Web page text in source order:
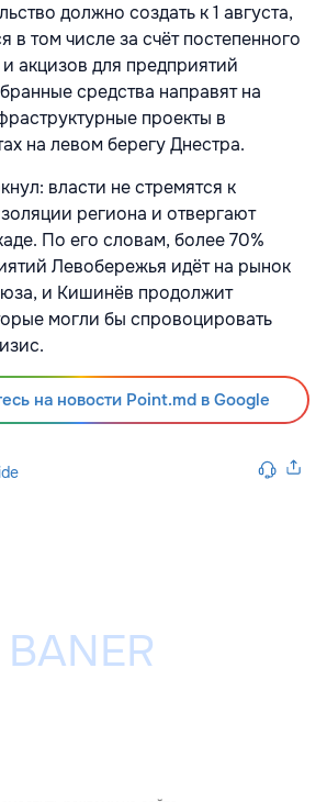
должно создать к 1 августа,
в том числе за счёт постепенного
акцизов для предприятий
средства направят на
проекты в
на левом берегу Днестра.
власти не стремятся к
региона и отвергают
По его словам, более 70%
Левобережья идёт на рынок
и Кишинёв продолжит
могли бы спровоцировать
на новости Point.md в Google